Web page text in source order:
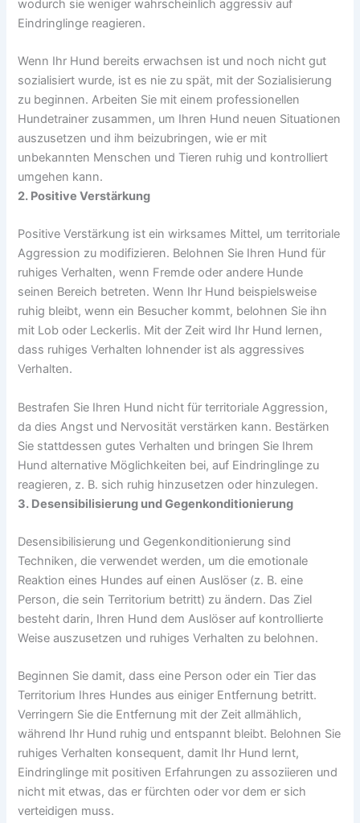
wodurch sie weniger wahrscheinlich aggressiv auf
Eindringlinge reagieren.
Wenn Ihr Hund bereits erwachsen ist und noch nicht gut
sozialisiert wurde, ist es nie zu spät, mit der Sozialisierung
zu beginnen. Arbeiten Sie mit einem professionellen
Hundetrainer zusammen, um Ihren Hund neuen Situationen
auszusetzen und ihm beizubringen, wie er mit
unbekannten Menschen und Tieren ruhig und kontrolliert
umgehen kann.
2. Positive Verstärkung
Positive Verstärkung ist ein wirksames Mittel, um territoriale
Aggression zu modifizieren. Belohnen Sie Ihren Hund für
ruhiges Verhalten, wenn Fremde oder andere Hunde
seinen Bereich betreten. Wenn Ihr Hund beispielsweise
ruhig bleibt, wenn ein Besucher kommt, belohnen Sie ihn
mit Lob oder Leckerlis. Mit der Zeit wird Ihr Hund lernen,
dass ruhiges Verhalten lohnender ist als aggressives
Verhalten.
Bestrafen Sie Ihren Hund nicht für territoriale Aggression,
da dies Angst und Nervosität verstärken kann. Bestärken
Sie stattdessen gutes Verhalten und bringen Sie Ihrem
Hund alternative Möglichkeiten bei, auf Eindringlinge zu
reagieren, z. B. sich ruhig hinzusetzen oder hinzulegen.
3. Desensibilisierung und Gegenkonditionierung
Desensibilisierung und Gegenkonditionierung sind
Techniken, die verwendet werden, um die emotionale
Reaktion eines Hundes auf einen Auslöser (z. B. eine
Person, die sein Territorium betritt) zu ändern. Das Ziel
besteht darin, Ihren Hund dem Auslöser auf kontrollierte
Weise auszusetzen und ruhiges Verhalten zu belohnen.
Beginnen Sie damit, dass eine Person oder ein Tier das
Territorium Ihres Hundes aus einiger Entfernung betritt.
Verringern Sie die Entfernung mit der Zeit allmählich,
während Ihr Hund ruhig und entspannt bleibt. Belohnen Sie
ruhiges Verhalten konsequent, damit Ihr Hund lernt,
Eindringlinge mit positiven Erfahrungen zu assoziieren und
nicht mit etwas, das er fürchten oder vor dem er sich
verteidigen muss.